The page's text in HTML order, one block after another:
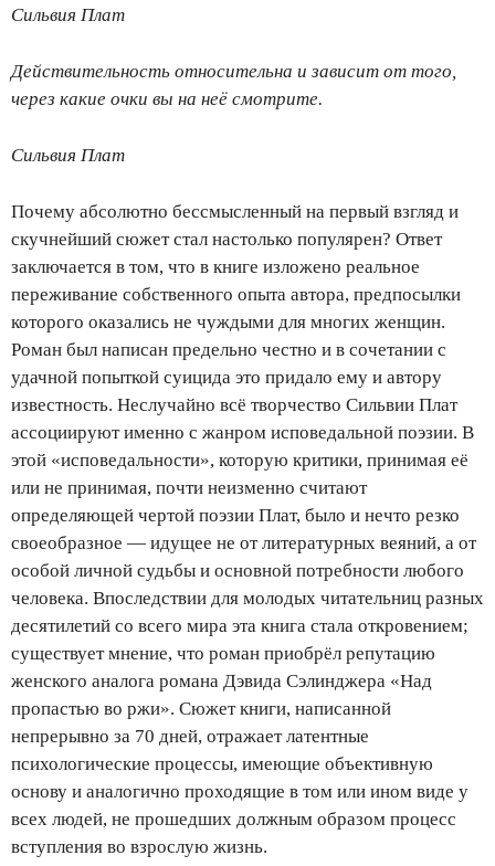
Сильвия Плат
Действительность относительна и зависит от того,
через какие очки вы на неё смотрите.
Сильвия Плат
Почему абсолютно бессмысленный на первый взгляд и
скучнейший сюжет стал настолько популярен? Ответ
заключается в том, что в книге изложено реальное
переживание собственного опыта автора, предпосылки
которого оказались не чуждыми для многих женщин.
Роман был написан предельно честно и в сочетании с
удачной попыткой суицида это придало ему и автору
известность. Неслучайно всё творчество Сильвии Плат
ассоциируют именно с жанром исповедальной поэзии. В
этой «исповедальности», которую критики, принимая её
или не принимая, почти неизменно считают
определяющей чертой поэзии Плат, было и нечто резко
своеобразное — идущее не от литературных веяний, а от
особой личной судьбы и основной потребности любого
человека. Впоследствии для молодых читательниц разных
десятилетий со всего мира эта книга стала откровением;
существует мнение, что роман приобрёл репутацию
женского аналога романа Дэвида Сэлинджера «Над
пропастью во ржи». Сюжет книги, написанной
непрерывно за 70 дней, отражает латентные
психологические процессы, имеющие объективную
основу и аналогично проходящие в том или ином виде у
всех людей, не прошедших должным образом процесс
вступления во взрослую жизнь.